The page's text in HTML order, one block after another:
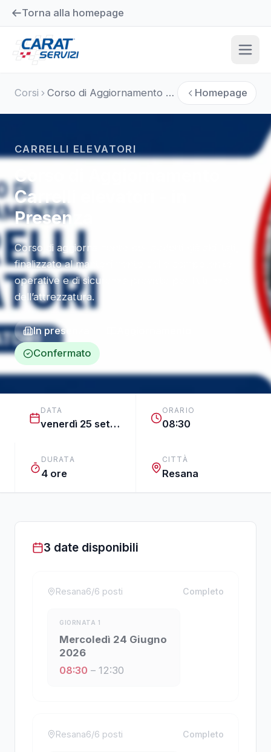
Torna alla homepage
Corsi Corso di Aggiornamento Carrelli elevatori - in Presenza Homepage
CARRELLI ELEVATORI
Corso di Aggiornamento
Carrelli elevatori - in
Presenza
Corso di aggiornamento per addetti già abilitati,
finalizzato al mantenimento delle competenze
operative e di sicurezza previste per l’utilizzo
dell’attrezzatura.
In presenza
Confermato
DATA
venerdì 25 settembre 2026
ORARIO
08:30
DURATA
4 ore
CITTÀ
Resana
3 date disponibili
Resana6/6 posti Completo
GIORNATA 1
Mercoledì 24 Giugno
2026
08:30 – 12:30
Resana6/6 posti Completo